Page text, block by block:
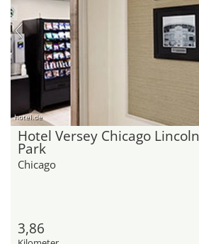
hotel.de
Hotel Versey Chicago Lincoln
Park
Chicago
3,86